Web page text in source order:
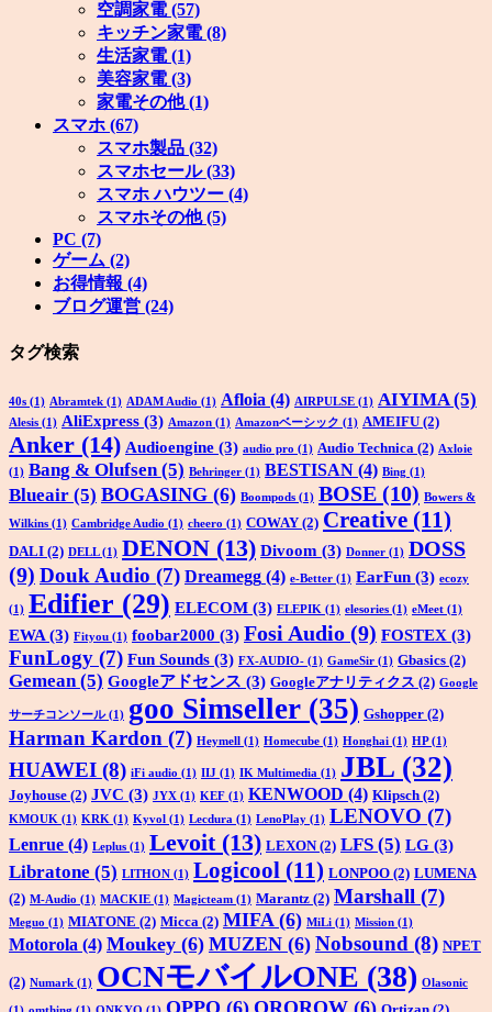
空調家電(57)
キッチン家電(8)
生活家電(1)
美容家電(3)
家電その他(1)
スマホ (67)
スマホ製品 (32)
スマホセール(33)
スマホ ハウツー (4)
スマホその他(5)
PC (7)
ゲーム (2)
お得情報 (4)
ブログ運営 (24)
タグ検索
40s (1) Abramtek (1) ADAM Audio (1) Afloia (4) AIRPULSE (1) AIYIMA (5)
Alesis (1) AliExpress (3) Amazon (1) Amazonベーシック (1) AMEIFU (2)
Anker (14) Audioengine (3) audio pro (1) Audio Technica (2) Axloie
(1) Bang & Olufsen (5) Behringer (1) BESTISAN (4) Bing (1)
Blueair (5) BOGASING (6) Boompods (1) BOSE (10) Bowers &
Wilkins (1) Cambridge Audio (1) cheero (1) COWAY (2) Creative (11)
DALI (2) DELL(1) DENON (13) Divoom (3) Donner (1) DOSS
(9) Douk Audio (7) Dreamegg (4) e-Better (1) EarFun (3) ecozy
(1) Edifier (29) ELECOM (3) ELEPIK (1) elesories (1) eMeet (1)
EWA (3) Fityou (1) foobar2000 (3) Fosi Audio (9) FOSTEX (3)
FunLogy (7) Fun Sounds (3) FX-AUDIO- (1) GameSir (1) Gbasics (2)
Gemean (5) Googleアドセンス (3) Googleアナリティクス (2) Google
サーチコンソール(1) goo Simseller (35) Gshopper (2)
Harman Kardon (7) Heymell (1) Homecube (1) Honghai (1) HP(1)
HUAWEI (8) iFi audio (1) IIJ (1) IK Multimedia (1) JBL (32)
Joyhouse (2) JVC (3) JYX (1) KEF (1) KENWOOD (4) Klipsch (2)
KMOUK (1) KRK (1) Kyvol (1) Lecdura (1) LenoPlay (1) LENOVO (7)
Lenrue (4) Leplus (1) Levoit(13) LEXON(2) LFS (5) LG (3)
Libratone (5) LITHON (1) Logicool (11) LONPOO (2) LUMENA
(2) M-Audio (1) MACKIE (1) Magicteam (1) Marantz (2) Marshall (7)
Meguo (1) MIATONE (2) Micca (2) MIFA (6) MiLi (1) Mission (1)
Motorola (4) Moukey (6) MUZEN (6) Nobsound (8) NPET
(2) Numark (1) OCNモバイルONE (38) Olasonic
OPPO (6) OROROW (6) Ortizan (2)